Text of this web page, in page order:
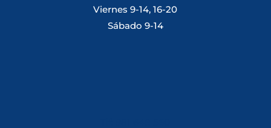
Viernes 9-14, 16-20
Sábado 9-14